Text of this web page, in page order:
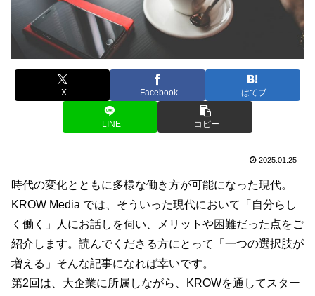
X Facebook はてブ
LINE コピー
2025.01.25
時代の変化とともに多様な働き方が可能になった現代。
KROW Media では、そういった現代において「自分らし
く働く」人にお話しを伺い、メリットや困難だった点をご
紹介します。読んでくださる方にとって「一つの選択肢が
増える」そんな記事になれば幸いです。
第2回は、大企業に所属しながら、KROWを通してスター